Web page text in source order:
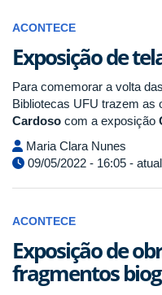
ACONTECE
Exposição de
Para comemorar a volta
Bibliotecas UFU trazem as
Cardoso com a exposição
Maria Clara Nunes
09/05/2022 - 16:05 -
ACONTECE
Exposição de
fragmentos